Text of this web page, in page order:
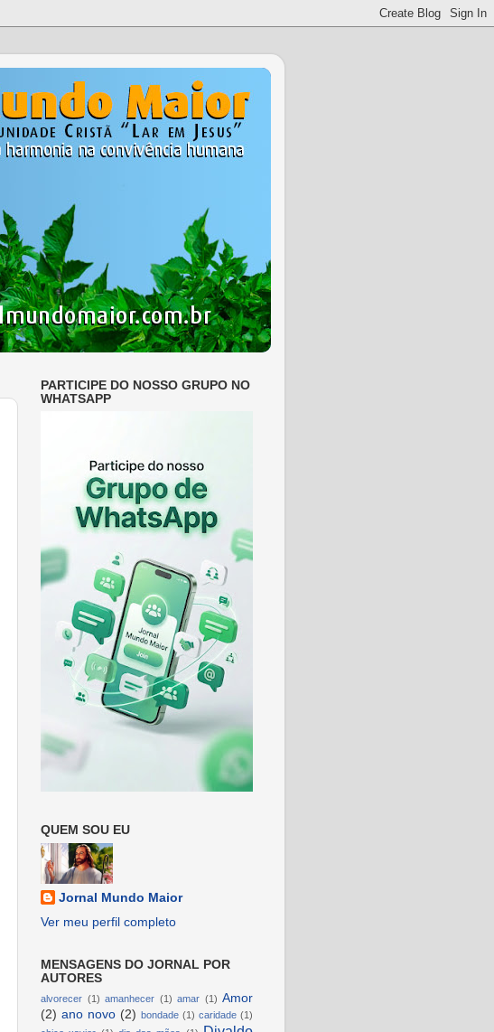
PARTICIPE DO NOSSO GRUPO NO
WHATSAPP
QUEM SOU EU
Jornal Mundo Maior
Ver meu perfil completo
MENSAGENS DO JORNAL POR
AUTORES
alvorecer (1) amanhecer (1) amar (1) Amor
(2) ano novo (2) bondade (1) caridade (1)